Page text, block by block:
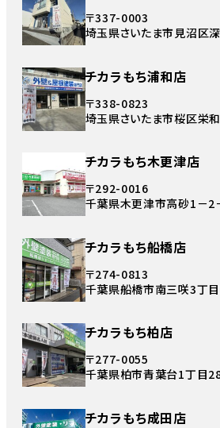
〒337-0003
埼玉県さいたま市見沼区
チカラもち浦和店
〒338-0823
埼玉県さいたま市桜区栄
チカラもち木更津店
〒292-0016
千葉県木更津市高砂1－2
チカラもち船橋店
〒274-0813
千葉県船橋市南三咲3丁
チカラもち柏店
〒277-0055
千葉県柏市青葉台1丁目
チカラもち成田店